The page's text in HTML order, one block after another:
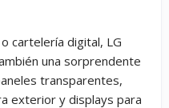
cartelería digital, LG
una sorprendente
transparentes,
exterior y displays para